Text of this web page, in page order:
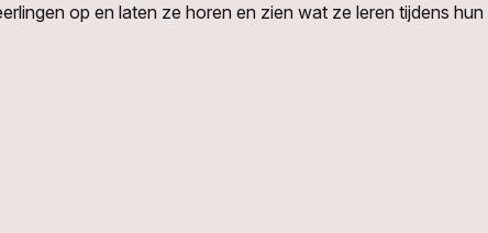
op en laten ze horen en zien wat ze leren tijdens hun